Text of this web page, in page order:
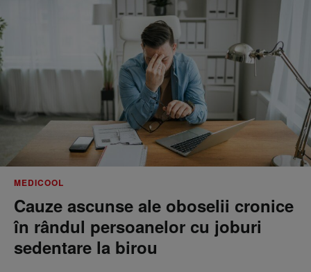
MEDICOOL
Cauze ascunse ale oboselii cronice
în rândul persoanelor cu joburi
sedentare la birou